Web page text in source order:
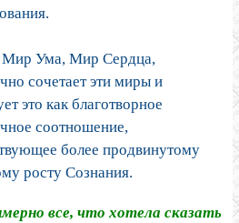
Мир Ума, Мир Сердца,
сочетает эти миры и
это как благотворное
соотношение,
более продвинутому
росту Сознания.
все, что хотела сказать